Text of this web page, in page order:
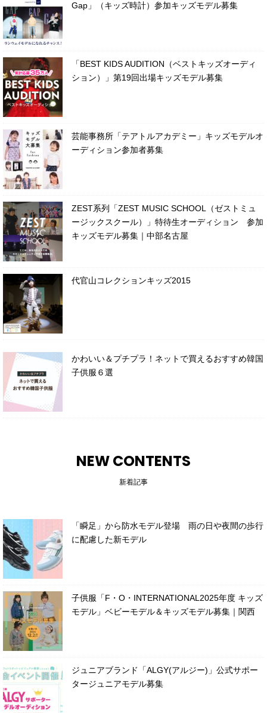
Gap」（キッズ時計）参加キッズモデル募集
「BEST KIDS AUDITION（ベストキッズオーディ
ション）」第19回出場キッズモデル募集
芸能事務所「テアトルアカデミー」キッズモデルオ
ーディション参加者募集
ZEST系列「ZEST MUSIC SCHOOL（ゼストミュ
ージックスクール）」特待生オーディション 参加
キッズモデル募集｜中部名古屋
代官山コレクションキッズ2015
かわいい＆プチプラ！ネットで買えるおすすめ韓国
子供服６選
NEW CONTENTS
新着記事
「瞬足」から防水モデル登場 雨の日や夜間の歩行
に配慮した新モデル
子供服「F・O・INTERNATIONAL2025年度 キッズ
モデル」ベビーモデル＆キッズモデル募集｜関西
ジュニアブランド「ALGY(アルジー)」公式サポー
タージュニアモデル募集